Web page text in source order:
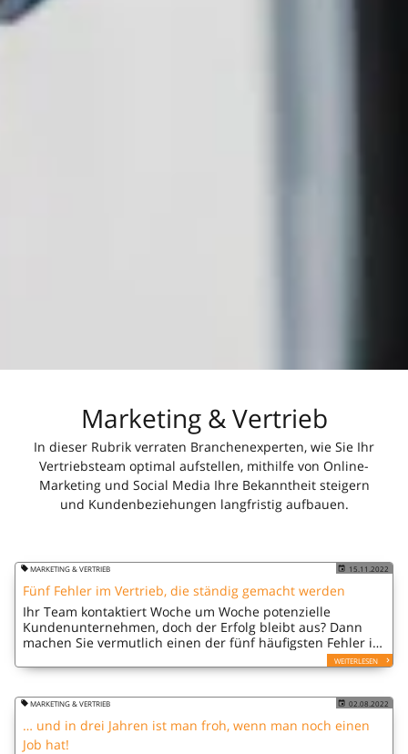
Marketing & Vertrieb
In dieser Rubrik verraten Branchenexperten, wie Sie Ihr
Vertriebsteam optimal aufstellen, mithilfe von Online-
Marketing und Social Media Ihre Bekanntheit steigern
und Kundenbeziehungen langfristig aufbauen.
MARKETING & VERTRIEB 15.11.2022
Fünf Fehler im Vertrieb, die ständig gemacht werden
Ihr Team kontaktiert Woche um Woche potenzielle
Kundenunternehmen, doch der Erfolg bleibt aus? Dann
machen Sie vermutlich einen der fünf häufigsten Fehler im
Vertrieb. Welche das sind und wie Sie sie vermeiden,
erklärt Axel Walz.
WEITERLESEN
MARKETING & VERTRIEB 02.08.2022
… und in drei Jahren ist man froh, wenn man noch einen
Job hat!